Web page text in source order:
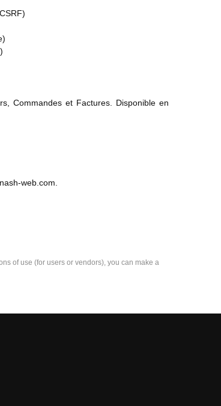
Commandes et Factures. Disponible en
web.com.
of use (for users or vendors), you can make a